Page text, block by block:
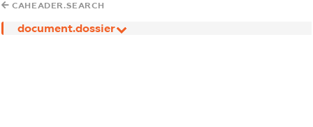
CAHEADER.SEARCH
document.dossier